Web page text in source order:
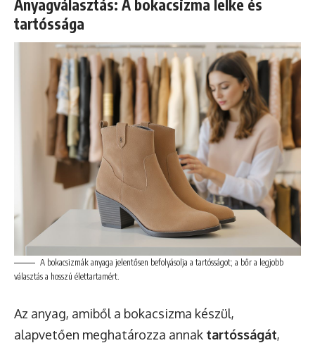
Anyagválasztás: A bokacsizma lelke és
tartóssága
A bokacsizmák anyaga jelentősen befolyásolja a tartósságot; a bőr a legjobb
választás a hosszú élettartamért.
Az anyag, amiből a bokacsizma készül,
alapvetően meghatározza annak tartósságát,